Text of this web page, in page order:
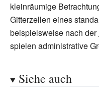
kleinräumige
Gitterzellen eines
beispielsweise nach der
spielen administrative
Siehe auch